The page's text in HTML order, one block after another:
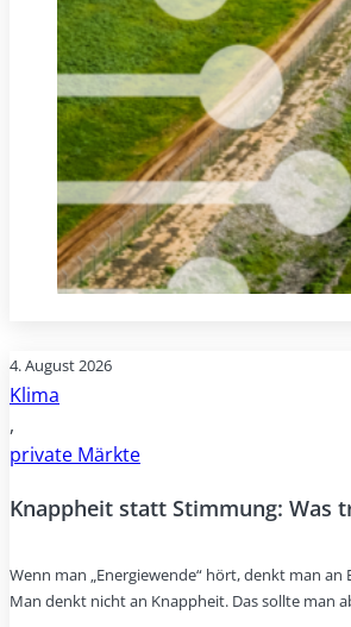
4. August 2026
Klima
,
private Märkte
Knappheit statt Stimmung: Was
Wenn man „Energiewende“ hört, denkt man
Man denkt nicht an Knappheit. Das sollte man